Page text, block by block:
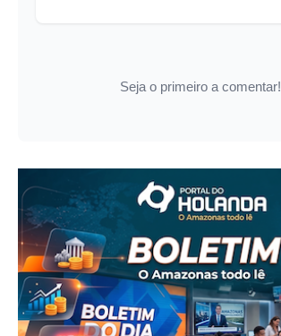
Seja o primeiro a comentar!